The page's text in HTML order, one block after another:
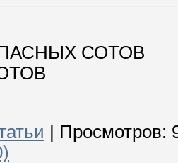
СОТОВ
| Просмотров: